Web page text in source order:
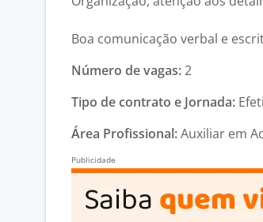
Boa comunicação verbal e
Número de vagas:2
Tipo de contrato e Jornada:
Área Profissional:Auxiliar em